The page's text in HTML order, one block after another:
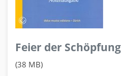
Feier der Schöpfung
(38 MB)